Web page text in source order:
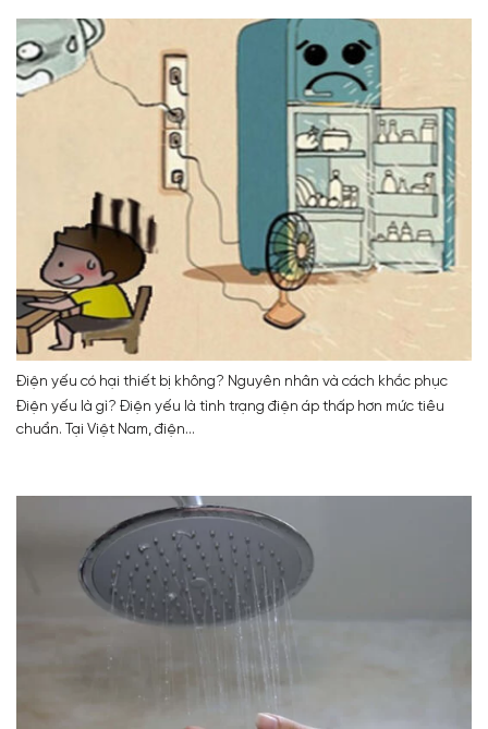
Điện yếu có hại thiết bị không? Nguyên nhân và cách khắc phục
Điện yếu là gì? Điện yếu là tình trạng điện áp thấp hơn mức tiêu
chuẩn. Tại Việt Nam, điện...